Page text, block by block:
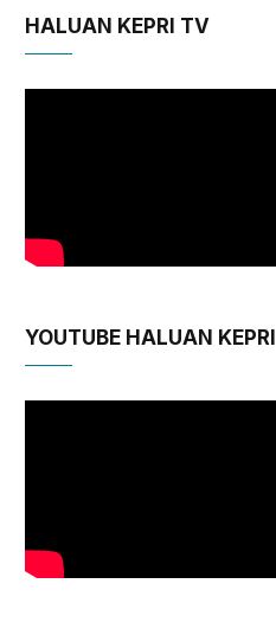
HALUAN KEPRI TV
YOUTUBE HALUAN KEPRI